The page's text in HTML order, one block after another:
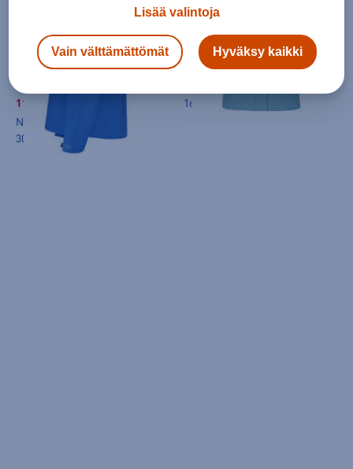
Luhta
Arolampi AWS Jacket M - kuoritakki
119,00 €
Norm. hinta:
30pv alin hinta: 119€
Luhta
Gunnila Jacket W - kuoritakki
169,00 €
Lisää valintoja
Vain välttämättömät Hyväksy kaikki